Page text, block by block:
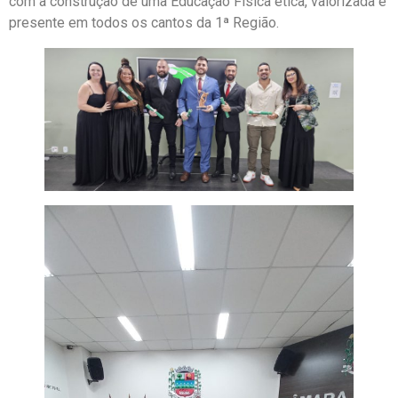
presente em todos os cantos da 1ª Região.